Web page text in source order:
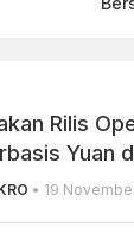
Rilis
Yuan
• 19